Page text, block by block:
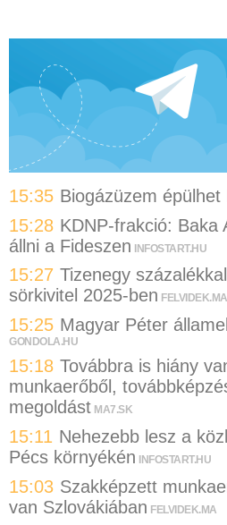
15:35 Biogázüzem
15:28 KDNP-frakció: Baka
állni a Fideszen INFOSTART.HU
15:27 Tizenegy
sörkivitel 2025-ben FELVIDEK.MA
15:25 Magyar Péter
GONDOLA.HU
15:18 Továbbra is hiány
munkaerőből,
megoldást MA7.SK
15:11 Nehezebb lesz a
Pécs környékén
INFOSTART.HU
15:03 Szakképzett
van Szlovákiában FELVIDEK.MA